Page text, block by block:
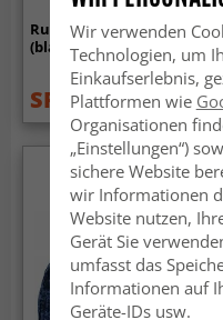
Rund Teppich - Ekual
(blau/grau/gold)
SFr. 39.99 SFr.
Wir verwenden
Technologien, um
Einkaufserlebnis,
Plattformen wie
Organisationen
„Einstellungen“)
sichere Website
wir Informationen
Website nutzen,
Gerät Sie
umfasst das
Informationen auf
Geräte-IDs usw.